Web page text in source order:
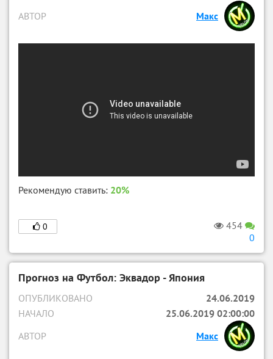
АВТОР
Макс
Рекомендую ставить: 20%
0
454
0
Прогноз на Футбол: Эквадор - Япония
ОПУБЛИКОВАНО
24.06.2019
НАЧАЛО
25.06.2019 02:00:00
АВТОР
Макс